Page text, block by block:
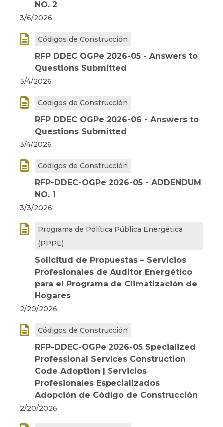
NO. 2
3/6/2026
 Códigos de Construcción
RFP DDEC OGPe 2026-05 - Answers to
Questions Submitted
3/4/2026
 Códigos de Construcción
RFP DDEC OGPe 2026-06 - Answers to
Questions Submitted
3/4/2026
 Códigos de Construcción
RFP-DDEC-OGPe 2026-05 - ADDENDUM
NO. 1
3/3/2026

Programa de Política Pública Energética
(PPPE)
Solicitud de Propuestas – Servicios
Profesionales de Auditor Energético
para el Programa de Climatización de
Hogares
2/20/2026
 Códigos de Construcción
RFP-DDEC-OGPe 2026-05 Specialized
Professional Services Construction
Code Adoption | Servicios
Profesionales Especializados
Adopción de Código de Construcción
2/20/2026